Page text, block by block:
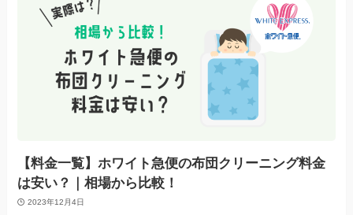
【料金一覧】ホワイト急便の布団クリーニング料金
は安い？｜相場から比較！
2023年12月4日